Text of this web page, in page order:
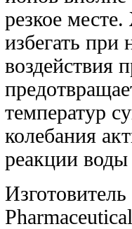
резкое
избегать при
воздействия
температур
колебания
реакции воды